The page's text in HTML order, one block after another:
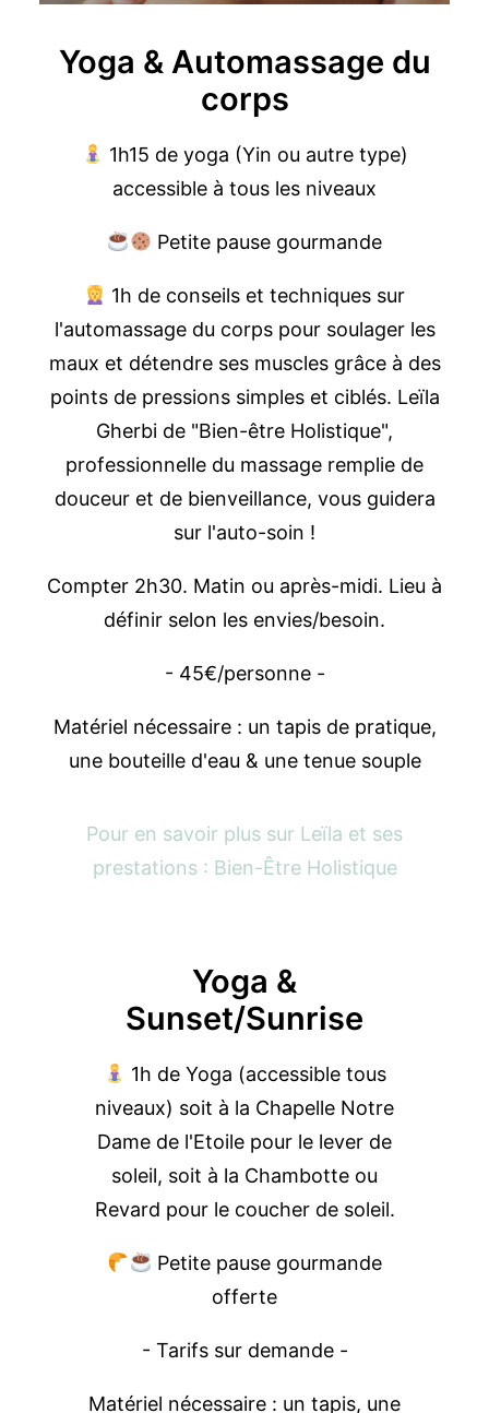
Yoga & Automassage du
corps
1h15 de yoga (Yin ou autre type)
accessible à tous les niveaux
Petite pause gourmande
1h de conseils et techniques sur
l'automassage du corps pour soulager les
maux et détendre ses muscles grâce à des
points de pressions simples et ciblés. Leïla
Gherbi de "Bien-être Holistique",
professionnelle du massage remplie de
douceur et de bienveillance, vous guidera
sur l'auto-soin !
Compter 2h30. Matin ou après-midi. Lieu à
définir selon les envies/besoin.
- 45€/personne -
Matériel nécessaire : un tapis de pratique,
une bouteille d'eau & une tenue souple
Pour en savoir plus sur Leïla et ses
prestations : Bien-Être Holistique
Yoga &
Sunset/Sunrise
1h de Yoga (accessible tous
niveaux) soit à la Chapelle Notre
Dame de l'Etoile pour le lever de
soleil, soit à la Chambotte ou
Revard pour le coucher de soleil.
Petite pause gourmande
offerte
- Tarifs sur demande -
Matériel nécessaire : un tapis, une